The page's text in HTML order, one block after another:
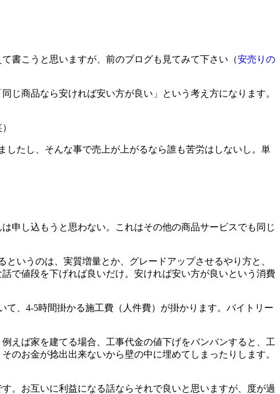
書こうと思いますが、前のブログも見てみて下さい（安売りの
じ商品なら安ければ安い方が良い」という考え方になります。
たし、そんな事で売上が上がるなら誰も苦労はしないし。単
申し込もうと思わない。これはその他の商品サービスでも同じ
というのは、実質増量とか、グレードアップさせるやり方と、
で値段を下げれば良いだけ。安ければ安い方が良いという消費
、4-5時間掛かる施工費（人件費）が掛かります。バイトリー
えば家を建てる場合、工事代金の値下げをバンバンすると、工
のお金が捻出出来ないから壁の中に埋めてしまったりします。
す。お互いに利益になる話ならそれで良いと思いますが、度が過